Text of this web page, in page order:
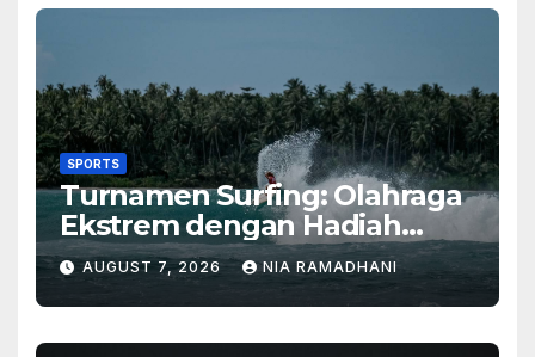
SPORTS
Turnamen Surfing: Olahraga
Ekstrem dengan Hadiah
Besar
AUGUST 7, 2026 NIA RAMADHANI